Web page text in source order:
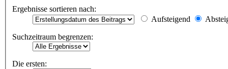
Ergebnisse sortieren nach:
Aufsteigend
Suchzeitraum begrenzen:
Die ersten: